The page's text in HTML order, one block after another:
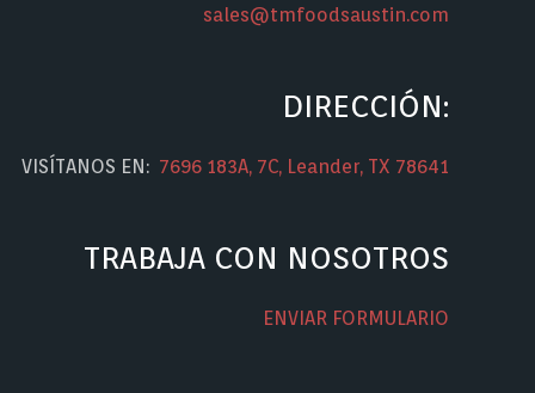
sales@tmfoodsaustin.com
DIRECCIÓN:
VISÍTANOS EN: 7696 183A, 7C, Leander, TX 78641
TRABAJA CON NOSOTROS
ENVIAR FORMULARIO